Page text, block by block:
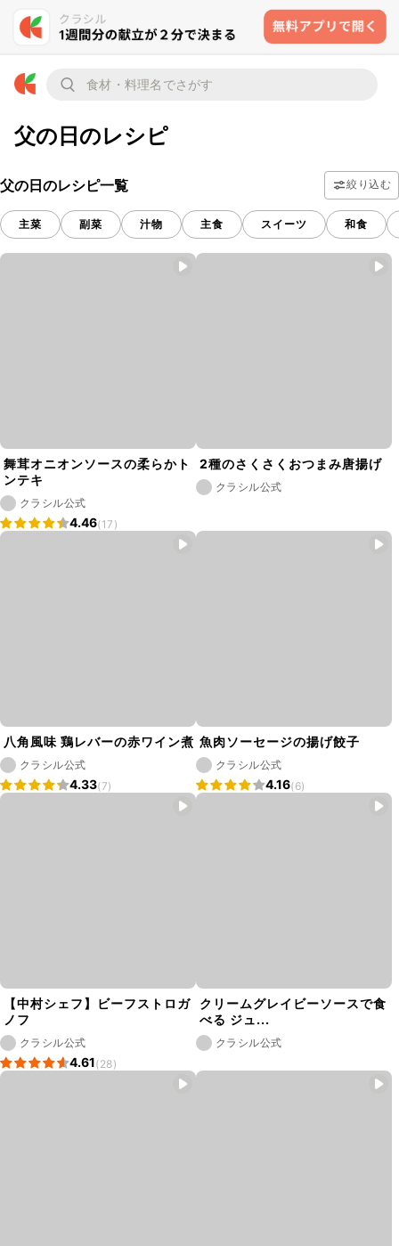
父の日のレシピ
父の日のレシピ一覧 絞り込む
主菜 副菜 汁物 主食 スイーツ 和食
舞茸オニオンソースの柔らかト
ンテキ
クラシル公式
4.46(17)
2種のさくさくおつまみ唐揚げ
クラシル公式
八角風味 鶏レバーの赤ワイン煮
クラシル公式
4.33(7)
魚肉ソーセージの揚げ餃子
クラシル公式
4.16(6)
【中村シェフ】ビーフストロガ
ノフ
クラシル公式
4.61(28)
クリームグレイビーソースで食
べる ジュ...
クラシル公式